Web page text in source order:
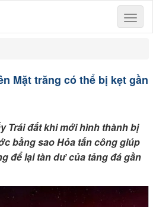
Mặt trăng có thể bị kẹt gần
Trái đất khi mới hình thành bị
bằng sao Hỏa tấn công giúp
để lại tàn dư của tảng đá gần